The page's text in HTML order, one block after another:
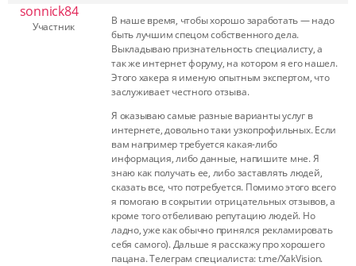
sonnick84
Участник
В наше время, чтобы хорошо заработать — надо
быть лучшим спецом собственного дела.
Выкладываю признательность специалисту, а
так же интернет форуму, на котором я его нашел.
Этого хакера я именую опытным экспертом, что
заслуживает честного отзыва.
Я оказываю самые разные варианты услуг в
интернете, довольно таки узкопрофильных. Если
вам например требуется какая-либо
информация, либо данные, напишите мне. Я
знаю как получать ее, либо заставлять людей,
сказать все, что потребуется. Помимо этого всего
я помогаю в сокрытии отрицательных отзывов, а
кроме того отбеливаю репутацию людей. Но
ладно, уже как обычно принялся рекламировать
себя самого). Дальше я расскажу про хорошего
пацана. Телеграм специалиста: t.me/XakVision.